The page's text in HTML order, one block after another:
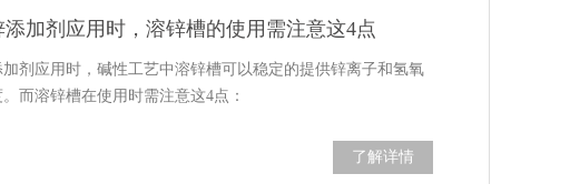
加剂应用时，溶锌槽的使用需注意这4点
剂应用时，碱性工艺中溶锌槽可以稳定的提供锌离子和氢氧
而溶锌槽在使用时需注意这4点：
了解详情